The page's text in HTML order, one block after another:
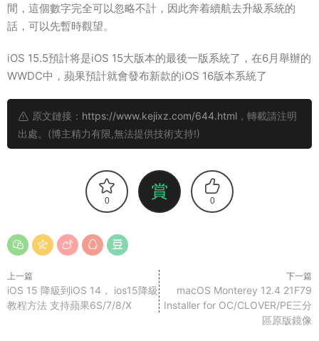
間，這個數字完全可以忽略不計，因此奔着續航去升級系統的
話，可以先暫時觀望。
iOS 15.5預計将是iOS 15大版本的最後一版系統了，在6月舉辦的
WWDC中，蘋果預計就會發布新款的iOS 16版本系統了
原文鏈接： https://www.kejixz.com/644.html ，轉載請注明
出處。(博主精力有限,無法提供技術支持!)
0 賞 0
上一篇
iOS 15 降級到iOS 14， ios15降級
教程方法 支持蘋果6S/7/8/X
下一篇
macOS Monterey 12.4 21F79
Installer for OC/CLOVER/PE三分
區原版鏡像